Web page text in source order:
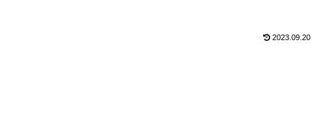
2023.09.20